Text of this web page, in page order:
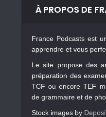
À PROPOS DE
France Podcasts est
apprendre et vous
Le site propose des
préparation des
TCF ou encore TEF
de grammaire et de
Stock images by